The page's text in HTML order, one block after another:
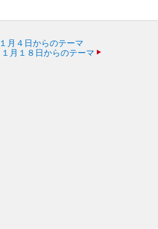
月４日からのテーマ
１月１８日からのテーマ